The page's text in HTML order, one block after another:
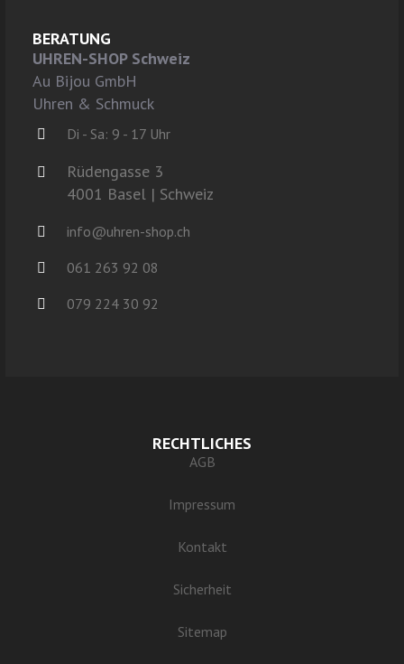
BERATUNG
UHREN-SHOP Schweiz
Au Bijou GmbH
Uhren & Schmuck
Di - Sa: 9 - 17 Uhr
Rüdengasse 3
4001 Basel | Schweiz
info@uhren-shop.ch
061 263 92 08
079 224 30 92
RECHTLICHES
AGB
Impressum
Kontakt
Sicherheit
Sitemap